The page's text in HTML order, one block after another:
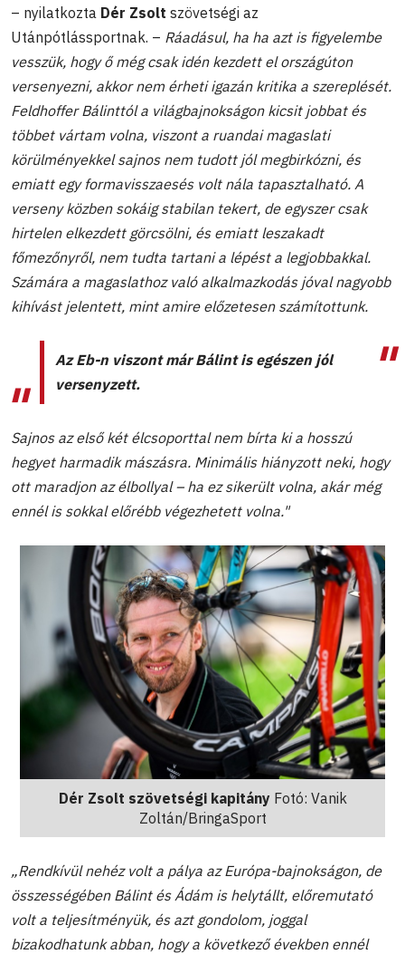
– nyilatkozta Dér Zsolt szövetségi az
Utánpótlássportnak. – Ráadásul, ha ha azt is figyelembe
vesszük, hogy ő még csak idén kezdett el országúton
versenyezni, akkor nem érheti igazán kritika a szereplését.
Feldhoffer Bálinttól a világbajnokságon kicsit jobbat és
többet vártam volna, viszont a ruandai magaslati
körülményekkel sajnos nem tudott jól megbirkózni, és
emiatt egy formavisszaesés volt nála tapasztalható. A
verseny közben sokáig stabilan tekert, de egyszer csak
hirtelen elkezdett görcsölni, és emiatt leszakadt
főmezőnyről, nem tudta tartani a lépést a legjobbakkal.
Számára a magaslathoz való alkalmazkodás jóval nagyobb
kihívást jelentett, mint amire előzetesen számítottunk.
Az Eb-n viszont már Bálint is egészen jól
versenyzett.
Sajnos az első két élcsoporttal nem bírta ki a hosszú
hegyet harmadik mászásra. Minimális hiányzott neki, hogy
ott maradjon az élbollyal – ha ez sikerült volna, akár még
ennél is sokkal előrébb végezhetett volna."
Dér Zsolt szövetségi kapitány Fotó: Vanik
Zoltán/BringaSport
„Rendkívül nehéz volt a pálya az Európa-bajnokságon, de
összességében Bálint és Ádám is helytállt, előremutató
volt a teljesítményük, és azt gondolom, joggal
bizakodhatunk abban, hogy a következő években ennél